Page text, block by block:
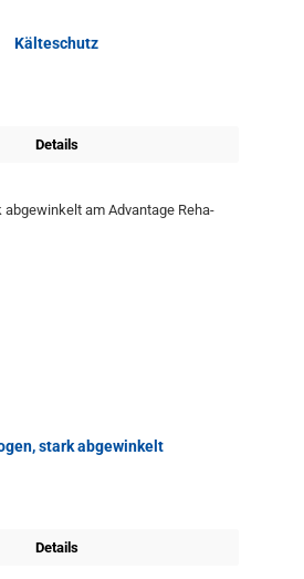
Kälteschutz
Details
stark abgewinkelt
Details